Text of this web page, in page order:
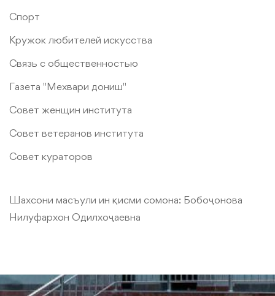
Спорт
Кружок любителей искусства
Связь с общественностью
Газета "Мехвари дониш"
Совет женщин института
Совет ветеранов института
Совет кураторов
Шахсони масъули ин қисми сомона: Бобоҷонова
Нилуфархон Одилхоҷаевна